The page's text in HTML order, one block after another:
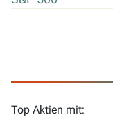
Top Aktien mit: